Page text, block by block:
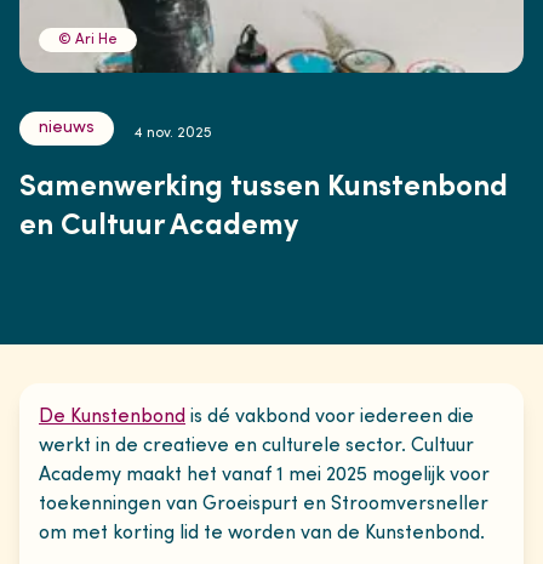
© Ari He
nieuws 4 nov. 2025
Samenwerking tussen Kunstenbond
en Cultuur Academy
De Kunstenbond is dé vakbond voor iedereen die
werkt in de creatieve en culturele sector. Cultuur
Academy maakt het vanaf 1 mei 2025 mogelijk voor
toekenningen van Groeispurt en Stroomversneller
om met korting lid te worden van de Kunstenbond.